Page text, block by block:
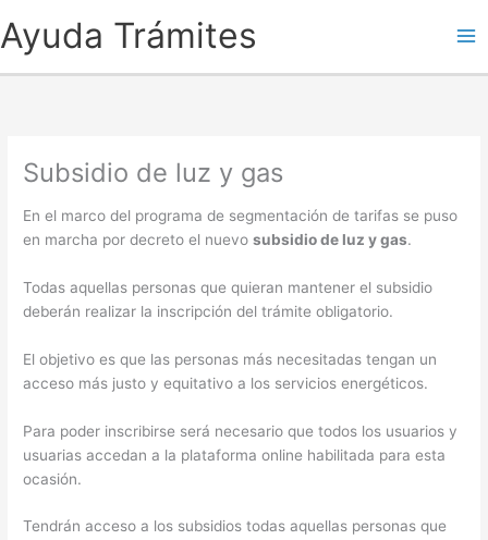
Ayuda Trámites
Subsidio de luz y gas
En el marco del programa de segmentación de tarifas se puso
en marcha por decreto el nuevosubsidio de luz y gas.
Todas aquellas personas que quieran mantener el subsidio
deberán realizar la inscripción del trámite obligatorio.
El objetivo es que las personas más necesitadas tengan un
acceso más justo y equitativo a los servicios energéticos.
Para poder inscribirse será necesario que todos los usuarios y
usuarias accedan a la plataforma online habilitada para esta
ocasión.
Tendrán acceso a los subsidios todas aquellas personas que